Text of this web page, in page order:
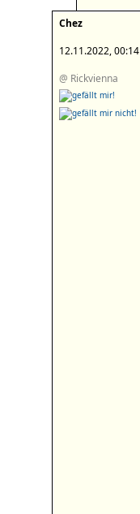
Chez
12.11.2022, 00:14
@ Rickvienna